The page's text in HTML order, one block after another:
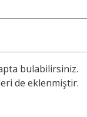
bulabilirsiniz.
de eklenmiştir.